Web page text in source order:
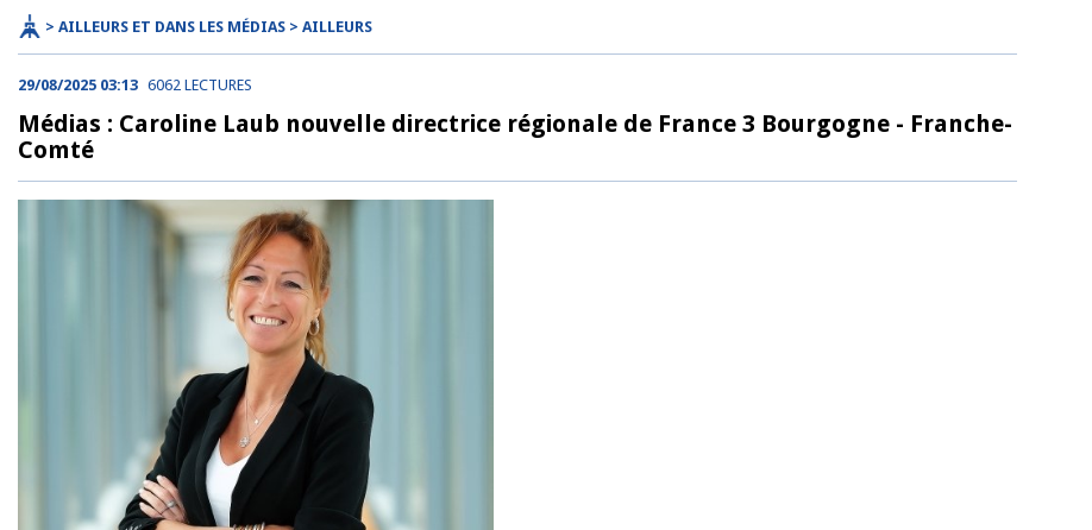
> AILLEURS ET DANS LES MÉDIAS > AILLEURS
29/08/2025 03:13 6062 LECTURES
Médias : Caroline Laub nouvelle directrice régionale de France 3 Bourgogne - Franche-
Comté